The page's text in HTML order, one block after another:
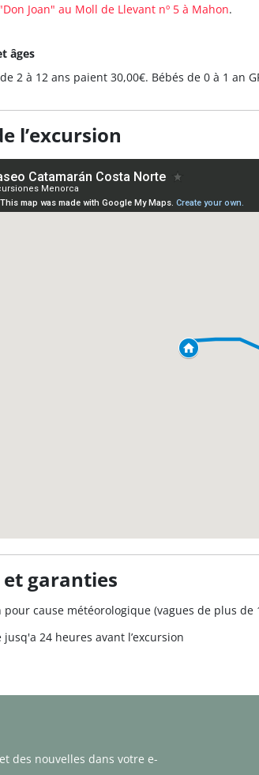
"Don Joan" au Moll de Llevant nº 5 à Mahon.
âges
2 à 12 ans paient 30,00€. Bébés de 0 à 1 an
l’excursion
garanties
pour cause météorologique (vagues de plus
24 heures avant l’excursion
des nouvelles dans votre e-